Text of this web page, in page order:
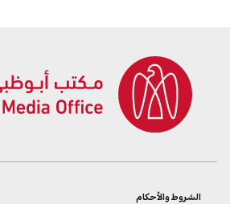
الشروط والأحكام